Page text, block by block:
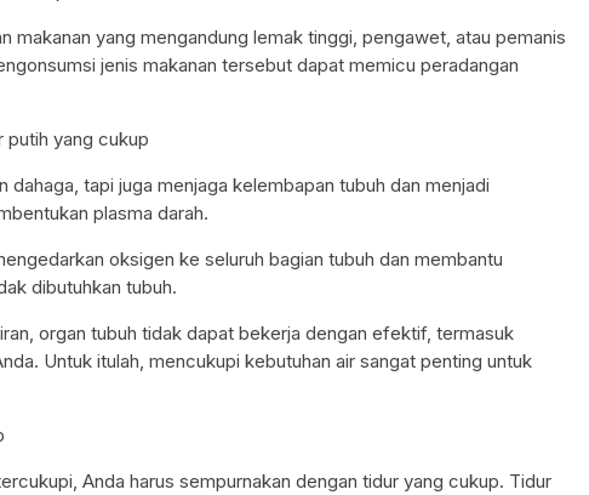
makanan yang mengandung lemak tinggi, pengawet, atau pemanis
jenis makanan tersebut dapat memicu peradangan
putih yang cukup
dahaga, tapi juga menjaga kelembapan tubuh dan menjadi
plasma darah.
oksigen ke seluruh bagian tubuh dan membantu
dibutuhkan tubuh.
organ tubuh tidak dapat bekerja dengan efektif, termasuk
Untuk itulah, mencukupi kebutuhan air sangat penting untuk
Anda harus sempurnakan dengan tidur yang cukup. Tidur